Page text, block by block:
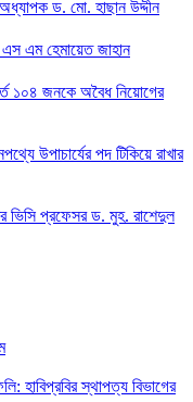
অধ্যাপক ড. মো. হাছান উদ্দীন
এম হেমায়েত জাহান
১০৪ জনকে অবৈধ নিয়োগের
উপাচার্যের পদ টিকিয়ে রাখার
ভিসি প্রফেসর ড. মুহ. রাশেদুল
হাবিপ্রবির স্থাপত্য বিভাগের